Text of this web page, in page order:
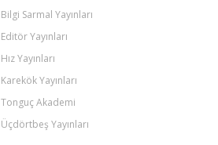
Bilgi Sarmal Yayınları
Editör Yayınları
Hız Yayınları
Karekök Yayınları
Tonguç Akademi
Üçdörtbeş Yayınları